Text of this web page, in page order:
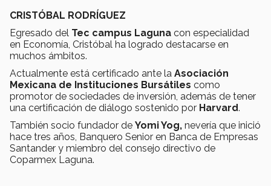
CRISTÓBAL RODRÍGUEZ
Egresado del Tec campus Laguna con especialidad
en Economía, Cristóbal ha logrado destacarse en
muchos ámbitos.
Actualmente está certificado ante la Asociación
Mexicana de Instituciones Bursátiles como
promotor de sociedades de inversión, además de tener
una certificación de diálogo sostenido por Harvard.
También socio fundador de Yomi Yog, nevería que inició
hace tres años, Banquero Senior en Banca de Empresas
Santander y miembro del consejo directivo de
Coparmex Laguna.